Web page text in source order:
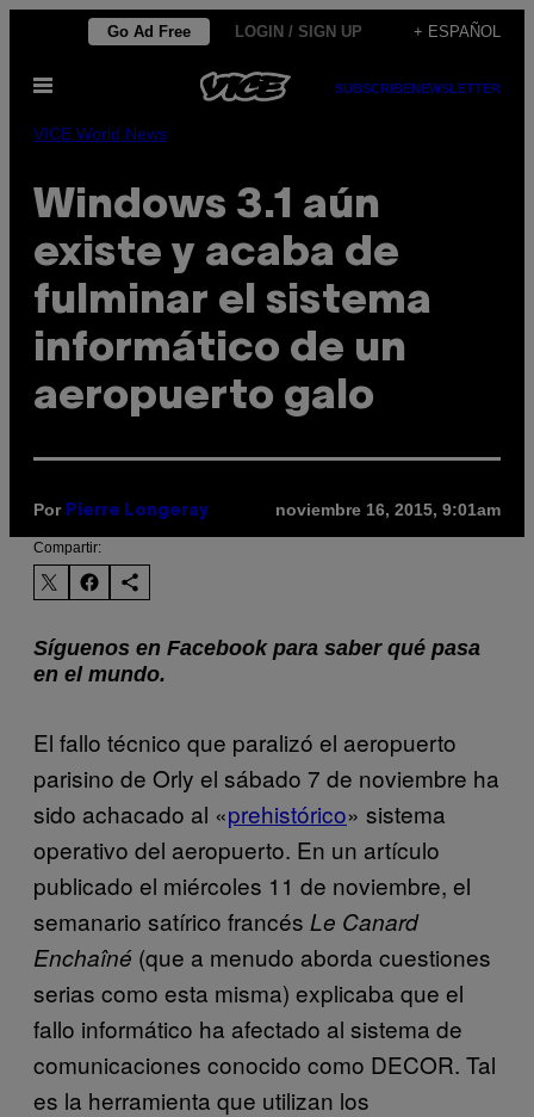
contenido
Go Ad Free LOGIN / SIGN UP + ESPAÑOL
Abrir
SUBSCRIBENEWSLETTER
VICE World News
Windows 3.1 aún
existe y acaba de
fulminar el sistema
informático de un
aeropuerto galo
Por Pierre Longeray noviembre 16, 2015, 9:01am
Compartir:
Síguenos en Facebook para saber qué pasa
en el mundo.
El fallo técnico que paralizó el aeropuerto
parisino de Orly el sábado 7 de noviembre ha
sido achacado al «prehistórico» sistema
operativo del aeropuerto. En un artículo
publicado el miércoles 11 de noviembre, el
semanario satírico francés Le Canard
Enchaîné (que a menudo aborda cuestiones
serias como esta misma) explicaba que el
fallo informático ha afectado al sistema de
comunicaciones conocido como DECOR. Tal
es la herramienta que utilizan los